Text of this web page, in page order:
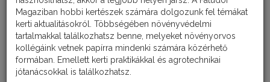
Magaziban hobbi kertészek számára dolgozunk fel témákat
kerti aktualitásokról. Többségében növényvédelmi
tartalmakkal találkozhatsz benne, melyeket növényorvos
kollégáink vetnek papírra mindenki számára közérhető
formában. Emellett kerti praktikákkal és agrotechnikai
jótanácsokkal is találkozhatsz.